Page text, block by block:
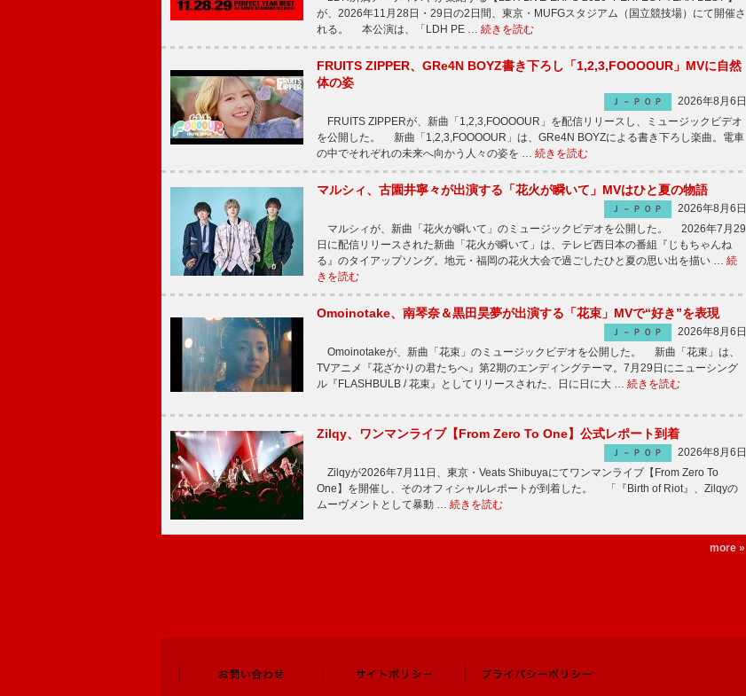
が、2026年11月28日・29日の2日間、東京・MUFGスタジアム（国立競技場）にて開催さ
れる。 本公演は、「LDH PE … 続きを読む
FRUITS ZIPPER、GRe4N BOYZ書き下ろし「1,2,3,FOOOOUR」MVに自然
体の姿
Ｊ－ＰＯＰ
2026年8月6日
FRUITS ZIPPERが、新曲「1,2,3,FOOOOUR」を配信リリースし、ミュージックビデオ
を公開した。 新曲「1,2,3,FOOOOUR」は、GRe4N BOYZによる書き下ろし楽曲。電車
の中でそれぞれの未来へ向かう人々の姿を … 続きを読む
マルシィ、古園井寧々が出演する「花火が瞬いて」MVはひと夏の物語
Ｊ－ＰＯＰ
2026年8月6日
マルシィが、新曲「花火が瞬いて」のミュージックビデオを公開した。 2026年7月29
日に配信リリースされた新曲「花火が瞬いて」は、テレビ西日本の番組『じもちゃんね
る』のタイアップソング。地元・福岡の花火大会で過ごしたひと夏の思い出を描い … 続
きを読む
Omoinotake、南琴奈＆黒田昊夢が出演する「花束」MVで“好き”を表現
Ｊ－ＰＯＰ
2026年8月6日
Omoinotakeが、新曲「花束」のミュージックビデオを公開した。 新曲「花束」は、
TVアニメ『花ざかりの君たちへ』第2期のエンディングテーマ。7月29日にニューシング
ル『FLASHBULB / 花束』としてリリースされた、日に日に大 … 続きを読む
Zilqy、ワンマンライブ【From Zero To One】公式レポート到着
Ｊ－ＰＯＰ
2026年8月6日
Zilqyが2026年7月11日、東京・Veats Shibuyaにてワンマンライブ【From Zero To
One】を開催し、そのオフィシャルレポートが到着した。 「『Birth of Riot』、Zilqyの
ムーヴメントとして暴動 … 続きを読む
more »